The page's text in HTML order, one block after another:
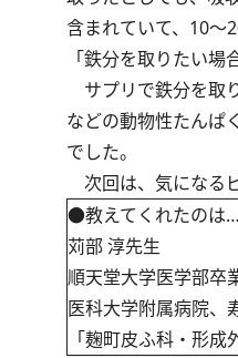
含まれていて、10～
「鉄分を取りたい
サプリで鉄分を取
などの動物性たんぱ
でした。
次回は、気になる
●教えてくれたのは
苅部 淳先生
順天堂大学医学部卒
医科大学附属病院、
「麹町皮ふ科・形